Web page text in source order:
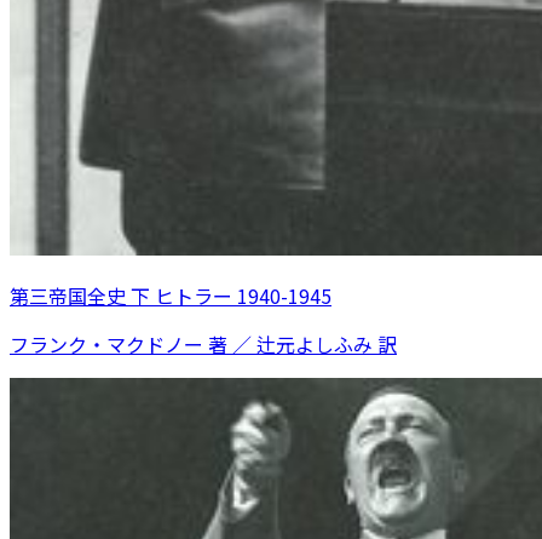
第三帝国全史 下 ヒトラー 1940-1945
フランク・マクドノー 著 ／ 辻元よしふみ 訳